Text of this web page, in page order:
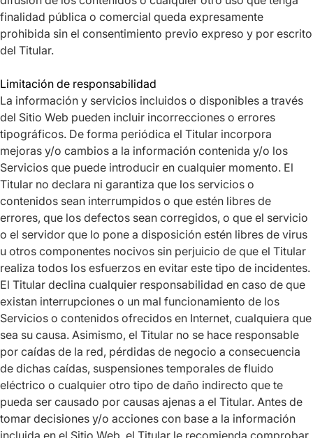
finalidad pública o comercial queda expresamente
prohibida sin el consentimiento previo expreso y por escrito
del Titular.
Limitación de responsabilidad
La información y servicios incluidos o disponibles a través
del Sitio Web pueden incluir incorrecciones o errores
tipográficos. De forma periódica el Titular incorpora
mejoras y/o cambios a la información contenida y/o los
Servicios que puede introducir en cualquier momento. El
Titular no declara ni garantiza que los servicios o
contenidos sean interrumpidos o que estén libres de
errores, que los defectos sean corregidos, o que el servicio
o el servidor que lo pone a disposición estén libres de virus
u otros componentes nocivos sin perjuicio de que el Titular
realiza todos los esfuerzos en evitar este tipo de incidentes.
El Titular declina cualquier responsabilidad en caso de que
existan interrupciones o un mal funcionamiento de los
Servicios o contenidos ofrecidos en Internet, cualquiera que
sea su causa. Asimismo, el Titular no se hace responsable
por caídas de la red, pérdidas de negocio a consecuencia
de dichas caídas, suspensiones temporales de fluido
eléctrico o cualquier otro tipo de daño indirecto que te
pueda ser causado por causas ajenas a el Titular. Antes de
tomar decisiones y/o acciones con base a la información